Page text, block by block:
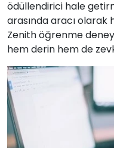
ödüllendirici hale
arasında aracı
Zenith öğrenme
hem derin hem de